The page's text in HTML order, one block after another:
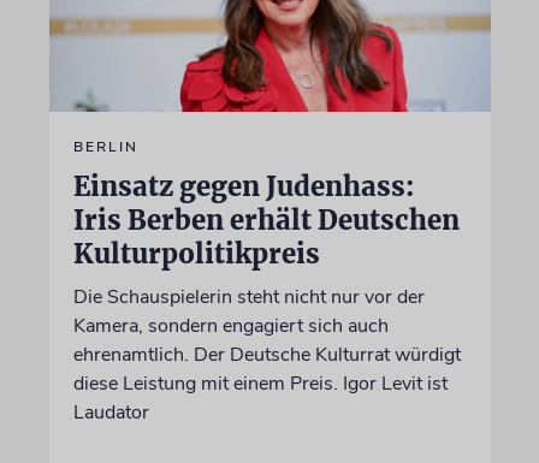
BERLIN
Einsatz gegen Judenhass:
Iris Berben erhält Deutschen
Kulturpolitikpreis
Die Schauspielerin steht nicht nur vor der
Kamera, sondern engagiert sich auch
ehrenamtlich. Der Deutsche Kulturrat würdigt
diese Leistung mit einem Preis. Igor Levit ist
Laudator